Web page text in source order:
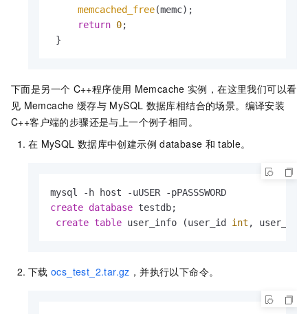
memcached_free(memc);
return 0;
}
下面是另一个 C++程序使用 Memcache 实例，在这里我们可以看
见 Memcache 缓存与 MySQL 数据库相结合的场景。编译安装
C++客户端的步骤还是与上一个例子相同。
在 MySQL 数据库中创建示例 database 和 table。
create database testdb;
create table user_info (user_id int ,
下载 ocs_test_2.tar.gz ，并执行以下命令。